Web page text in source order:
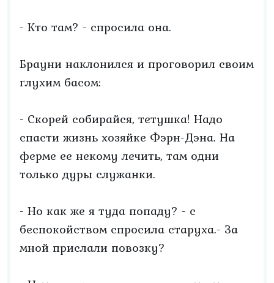
- Кто там? - спросила она.
Брауни наклонился и проговорил своим
глухим басом:
- Скорей собирайся, тетушка! Надо
спасти жизнь хозяйке Фэрн-Дэна. На
ферме ее некому лечить, там одни
только дуры служанки.
- Но как же я туда попаду? - с
беспокойством спросила старуха.- За
мной прислали повозку?